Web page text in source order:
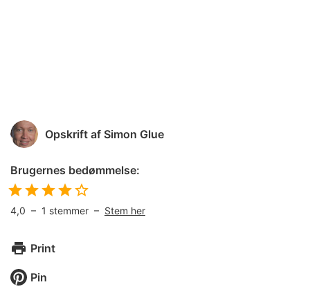
Opskrift af Simon Glue
Brugernes bedømmelse:
4,0 – 1 stemmer – Stem her
Print
Pin